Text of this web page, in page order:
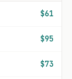
$61
$95
$73